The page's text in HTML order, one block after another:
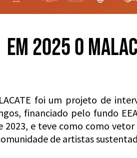
EM 2025 O
foi um projeto de
financiado pelo fundo
2023, e teve como como
de artistas